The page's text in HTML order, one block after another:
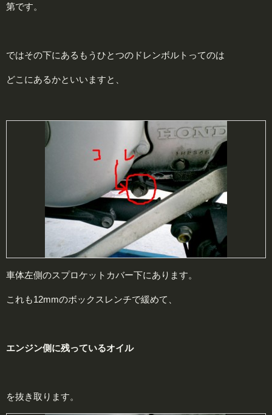
第です。
ではその下にあるもうひとつのドレンボルトってのは
どこにあるかといいますと、
車体左側のスプロケットカバー下にあります。
これも12mmのボックスレンチで緩めて、
エンジン側に残っているオイル
を抜き取ります。